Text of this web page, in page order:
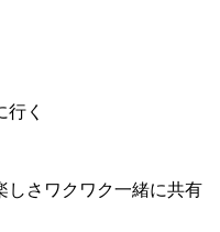
く
しさワクワク一緒に共有